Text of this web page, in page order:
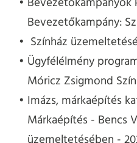
Bevezetőkampány:
Színház
Ügyfélélmény
Móricz Zsigmond
Imázs, márkaépítés
Márkaépítés - Bencs